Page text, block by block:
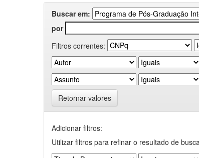
Buscar em:
por
Filtros correntes:
Retornar valores
Adicionar filtros:
Utilizar filtros para refinar o resultado de